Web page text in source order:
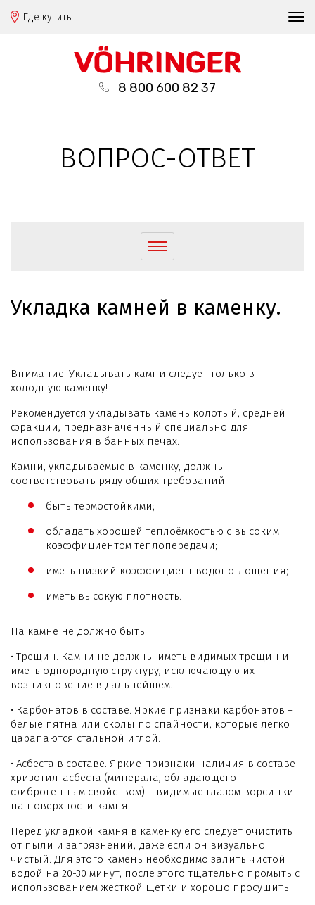
Где купить
8 800 600 82 37
ВОПРОС-ОТВЕТ
Укладка камней в каменку.
Внимание! Укладывать камни следует только в
холодную каменку!
Рекомендуется укладывать камень колотый, средней
фракции, предназначенный специально для
использования в банных печах.
Камни, укладываемые в каменку, должны
соответствовать ряду общих требований:
быть термостойкими;
обладать хорошей теплоёмкостью с высоким
коэффициентом теплопередачи;
иметь низкий коэффициент водопоглощения;
иметь высокую плотность.
На камне не должно быть:
• Трещин. Камни не должны иметь видимых трещин и
иметь однородную структуру, исключающую их
возникновение в дальнейшем.
• Карбонатов в составе. Яркие признаки карбонатов –
белые пятна или сколы по спайности, которые легко
царапаются стальной иглой.
• Асбеста в составе. Яркие признаки наличия в составе
хризотил-асбеста (минерала, обладающего
фиброгенным свойством) – видимые глазом ворсинки
на поверхности камня.
Перед укладкой камня в каменку его следует очистить
от пыли и загрязнений, даже если он визуально
чистый. Для этого камень необходимо залить чистой
водой на 20-30 минут, после этого тщательно промыть с
использованием жесткой щетки и хорошо просушить.